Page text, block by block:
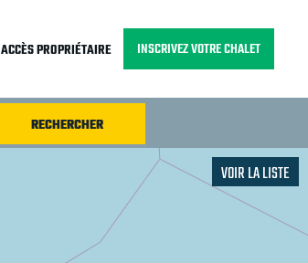
ACCÈS PROPRIÉTAIRE INSCRIVEZ VOTRE CHALET
VOIR LA LISTE